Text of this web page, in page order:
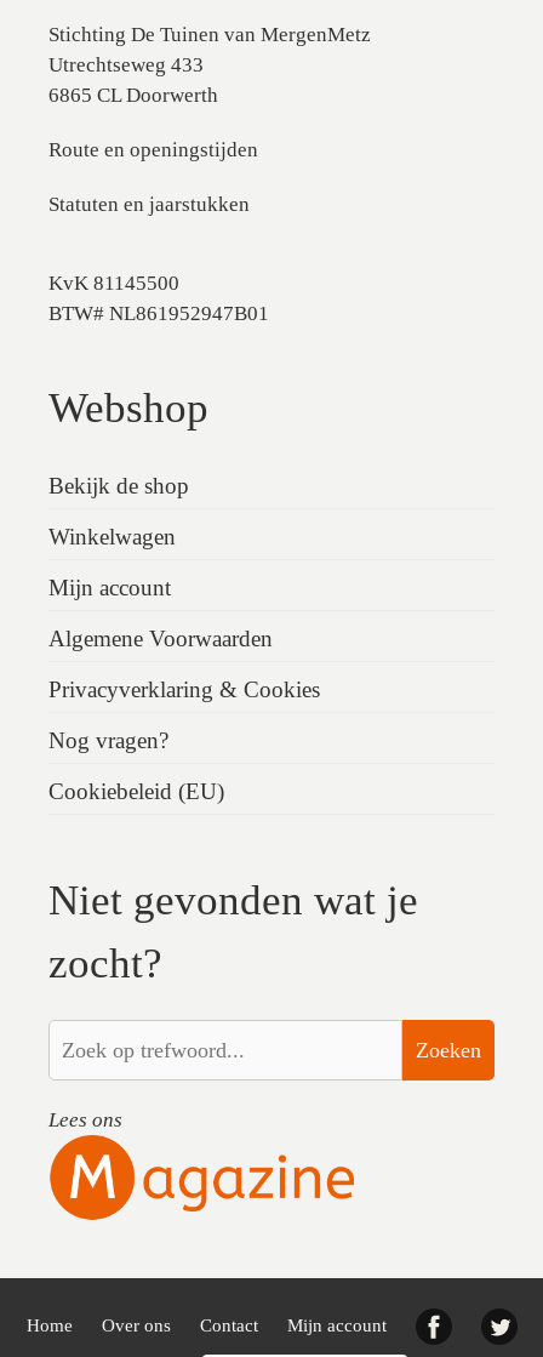
Stichting De Tuinen van MergenMetz
Utrechtseweg 433
6865 CL Doorwerth
Route en openingstijden
Statuten en jaarstukken
KvK 81145500
BTW# NL861952947B01
Webshop
Bekijk de shop
Winkelwagen
Mijn account
Algemene Voorwaarden
Privacyverklaring & Cookies
Nog vragen?
Cookiebeleid (EU)
Niet gevonden wat je
zocht?
Zoeken
Lees ons
Home Over ons Contact Mijn account Facebook